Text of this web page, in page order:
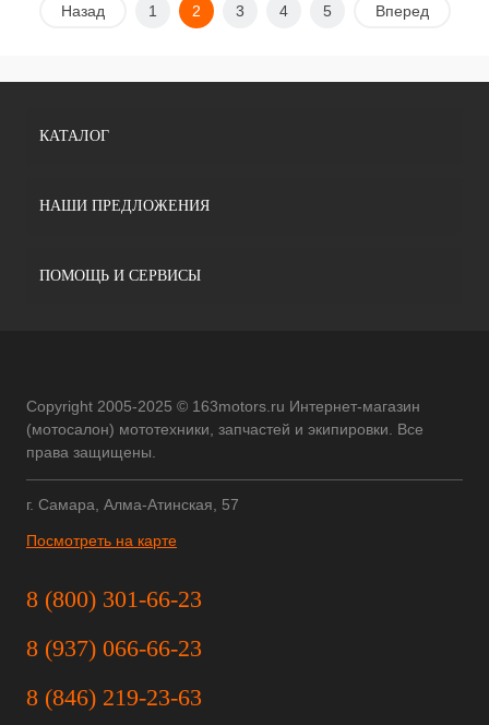
Назад 1 2 3 4 5 Вперед
КАТАЛОГ
НАШИ ПРЕДЛОЖЕНИЯ
ПОМОЩЬ И СЕРВИСЫ
Copyright 2005-2025 © 163motors.ru Интернет-магазин
(мотосалон) мототехники, запчастей и экипировки. Все
права защищены.
г. Самара, Алма-Атинская, 57
Посмотреть на карте
8 (800) 301-66-23
8 (937) 066-66-23
8 (846) 219-23-63